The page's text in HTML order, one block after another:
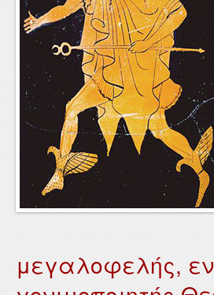
μεγαλοφελής,